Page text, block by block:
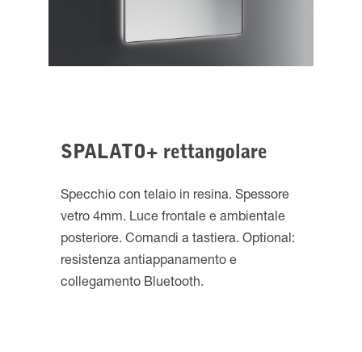
SPALATO+ rettangolare
Specchio con telaio in resina. Spessore
vetro 4mm. Luce frontale e ambientale
posteriore. Comandi a tastiera. Optional:
resistenza antiappanamento e
collegamento Bluetooth.